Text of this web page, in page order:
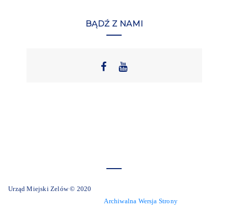
BĄDŹ Z NAMI
Urząd Miejski Zelów © 2020
Archiwalna Wersja Strony